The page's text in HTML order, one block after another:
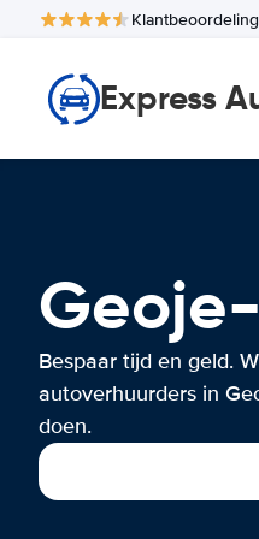
Express
Geoje-
Bespaar tijd en geld.
autoverhuurders in
doen.